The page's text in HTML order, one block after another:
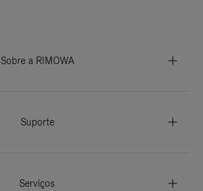
Sobre a RIMOWA
Suporte
Serviços